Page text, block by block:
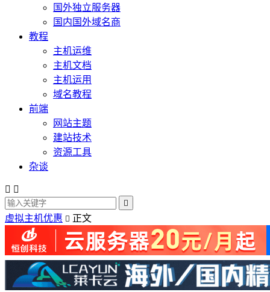
国外独立服务器
国内国外域名商
教程
主机运维
主机文档
主机运用
域名教程
前端
网站主题
建站技术
资源工具
杂谈
 

虚拟主机优惠  正文